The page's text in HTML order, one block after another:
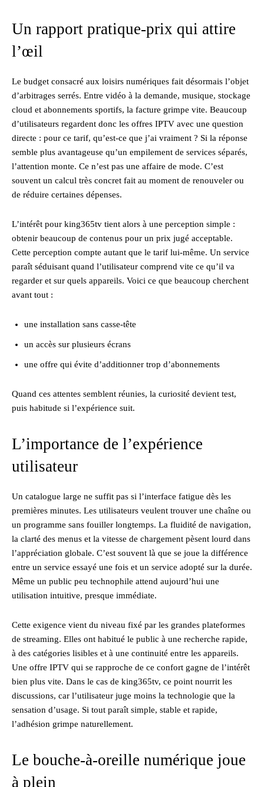
Un rapport pratique-prix qui attire
l’œil
Le budget consacré aux loisirs numériques fait désormais l’objet
d’arbitrages serrés. Entre vidéo à la demande, musique, stockage
cloud et abonnements sportifs, la facture grimpe vite. Beaucoup
d’utilisateurs regardent donc les offres IPTV avec une question
directe : pour ce tarif, qu’est-ce que j’ai vraiment ? Si la réponse
semble plus avantageuse qu’un empilement de services séparés,
l’attention monte. Ce n’est pas une affaire de mode. C’est
souvent un calcul très concret fait au moment de renouveler ou
de réduire certaines dépenses.
L’intérêt pour king365tv tient alors à une perception simple :
obtenir beaucoup de contenus pour un prix jugé acceptable.
Cette perception compte autant que le tarif lui-même. Un service
paraît séduisant quand l’utilisateur comprend vite ce qu’il va
regarder et sur quels appareils. Voici ce que beaucoup cherchent
avant tout :
une installation sans casse-tête
un accès sur plusieurs écrans
une offre qui évite d’additionner trop d’abonnements
Quand ces attentes semblent réunies, la curiosité devient test,
puis habitude si l’expérience suit.
L’importance de l’expérience
utilisateur
Un catalogue large ne suffit pas si l’interface fatigue dès les
premières minutes. Les utilisateurs veulent trouver une chaîne ou
un programme sans fouiller longtemps. La fluidité de navigation,
la clarté des menus et la vitesse de chargement pèsent lourd dans
l’appréciation globale. C’est souvent là que se joue la différence
entre un service essayé une fois et un service adopté sur la durée.
Même un public peu technophile attend aujourd’hui une
utilisation intuitive, presque immédiate.
Cette exigence vient du niveau fixé par les grandes plateformes
de streaming. Elles ont habitué le public à une recherche rapide,
à des catégories lisibles et à une continuité entre les appareils.
Une offre IPTV qui se rapproche de ce confort gagne de l’intérêt
bien plus vite. Dans le cas de king365tv, ce point nourrit les
discussions, car l’utilisateur juge moins la technologie que la
sensation d’usage. Si tout paraît simple, stable et rapide,
l’adhésion grimpe naturellement.
Le bouche-à-oreille numérique joue
à plein